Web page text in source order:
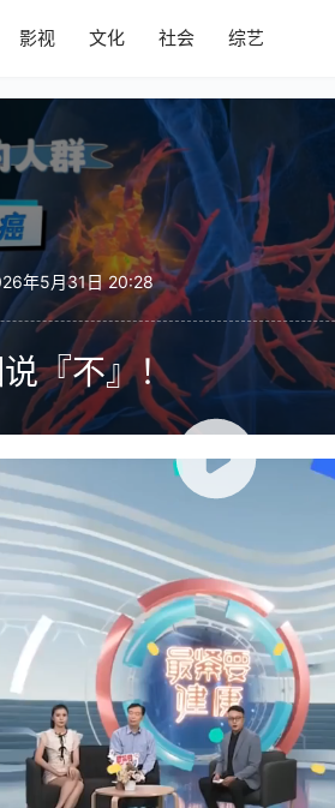
影视 文化 社会 综艺
年5月31日 20:28
『不』！
赞(0)
海报
第七届数